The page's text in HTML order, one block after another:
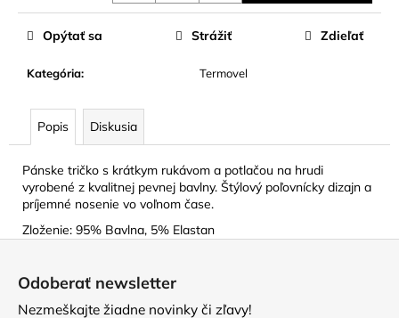
Kategória: Termovel
Opýtať sa Strážiť Zdieľať
Popis Diskusia
Pánske tričko s krátkym rukávom a potlačou na hrudi
vyrobené z kvalitnej pevnej bavlny. Štýlový poľovnícky dizajn a
príjemné nosenie vo voľnom čase.
Zloženie: 95% Bavlna, 5% Elastan
Odoberať newsletter
Nezmeškajte žiadne novinky či zľavy!